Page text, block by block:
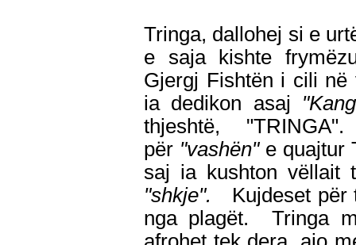
Tringa, dallohej si e
e saja kishte
Gjergj Fishtën i cili
ia dedikon asaj
thjeshtë,
për "vashën"e quajtur
saj ia kushton vëllait
"shkje".
Kujdeset për
nga plagët. Tringa